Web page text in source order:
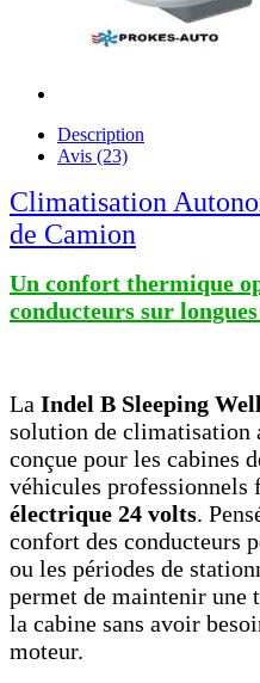
Description
Avis (23)
Climatisation
de Camion
Un confort thermique
conducteurs sur
La Indel B Sleeping
solution de climatisation
conçue pour les cabines
véhicules professionnels
électrique 24 volts.
confort des conducteurs
ou les périodes de
permet de maintenir une
la cabine sans avoir
moteur.